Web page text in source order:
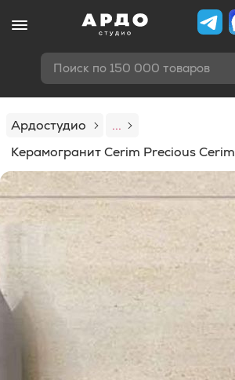
Поиск по 150 000 товаров
Ардостудио
...
Керамогранит Cerim Precious Cerim